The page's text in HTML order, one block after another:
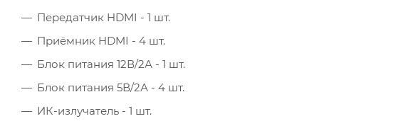
Передатчик HDMI - 1 шт.
Приёмник HDMI - 4 шт.
Блок питания 12В/2А - 1 шт.
Блок питания 5В/2А - 4 шт.
ИК-излучатель - 1 шт.